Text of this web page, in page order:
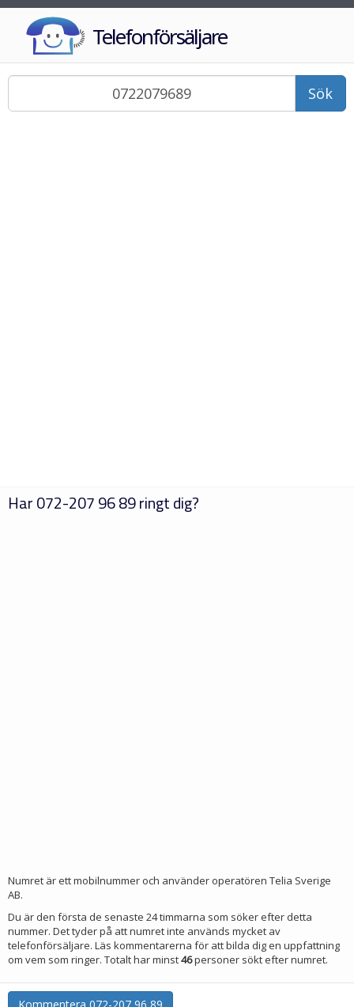
Telefonförsäljare
Sök
Har072-207 96 89ringt dig?
Numret är ett mobilnummer och använder operatören Telia Sverige
AB.
Du är den första de senaste 24 timmarna som söker efter detta
nummer. Det tyder på att numret inte används mycket av
telefonförsäljare. Läs kommentarerna för att bilda dig en uppfattning
om vem som ringer. Totalt har minst46personer sökt efter numret.